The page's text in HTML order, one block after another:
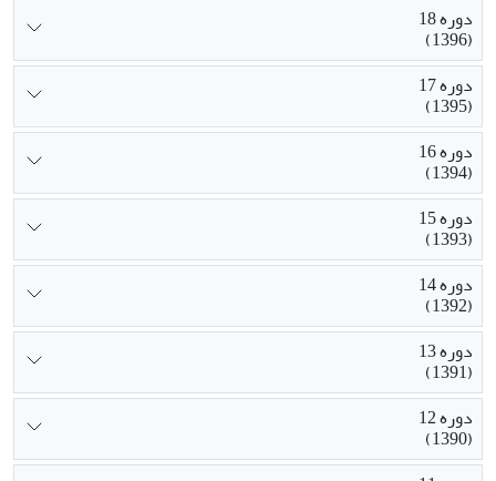
دوره 18
(1396)
دوره 17
(1395)
دوره 16
(1394)
دوره 15
(1393)
دوره 14
(1392)
دوره 13
(1391)
دوره 12
(1390)